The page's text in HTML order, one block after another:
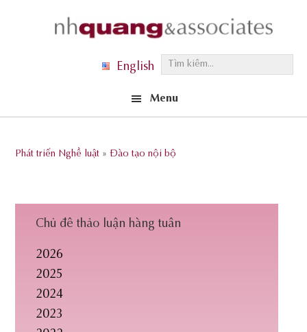
m
.
.
English
Menu
Phát triển Nghề luật »Đào tạo nội bộ
Chủ đề thảo luận hàng tuần
2026
2025
2024
2023